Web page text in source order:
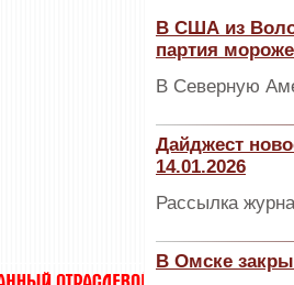
В США из
партия
В Северную
Дайджест
14.01.2026
Рассылка
В Омске